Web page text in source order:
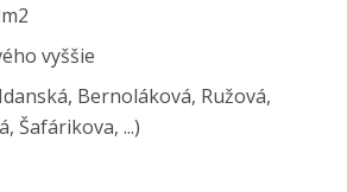
vyššie
Bernoláková, Ružová,
Šafárikova, ...)